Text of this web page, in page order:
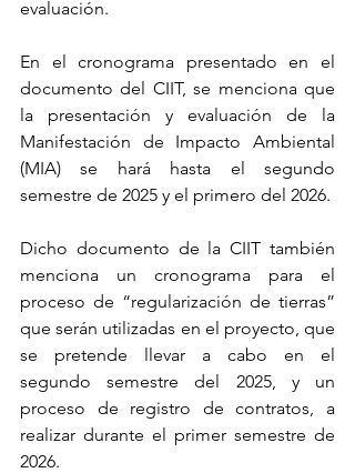
evaluación.
En el cronograma presentado en el
documento del CIIT, se menciona que
la presentación y evaluación de la
Manifestación de Impacto Ambiental
(MIA) se hará hasta el segundo
semestre de 2025 y el primero del 2026.
Dicho documento de la CIIT también
menciona un cronograma para el
proceso de “regularización de tierras”
que serán utilizadas en el proyecto, que
se pretende llevar a cabo en el
segundo semestre del 2025, y un
proceso de registro de contratos, a
realizar durante el primer semestre de
2026.